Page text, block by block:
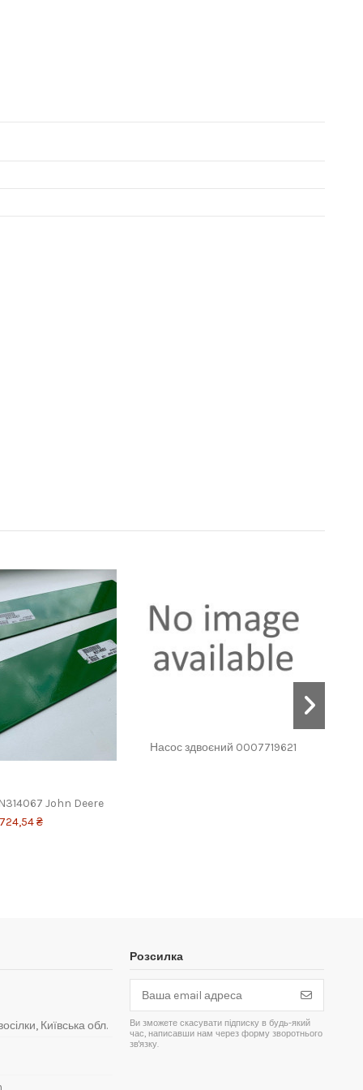
John Deere
724,54 ₴
Насос здвоєний 0007719621
Київська обл.
Розсилка
Ви зможете скасувати підписку в будь-який
час, написавши нам через форму зворотнього
зв'язку.